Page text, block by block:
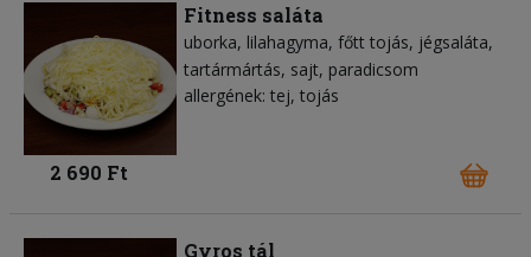
Fitness saláta
uborka lilahagyma főtt tojás jégsaláta
tartármártás sajt paradicsom
allergének: tej, tojás
2 690 Ft
Gyros tál